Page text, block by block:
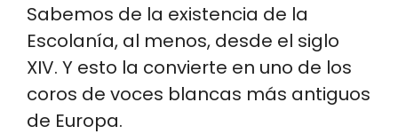
Sabemos de la existencia de la
Escolanía, al menos, desde el siglo
XIV. Y esto la convierte en uno de los
coros de voces blancas más antiguos
de Europa.